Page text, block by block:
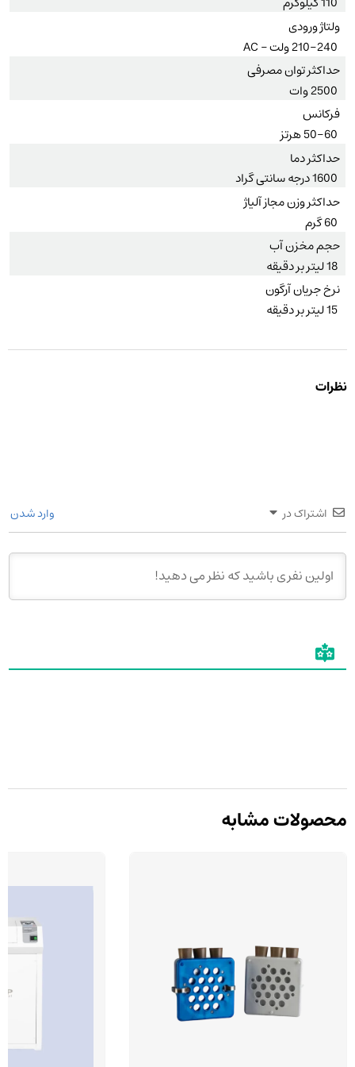
ولتاژ ورودی
210-240 ولت – AC
حداکثر توان مصرفی
2500 وات
فرکانس
50-60 هرتز
حداکثر دما
1600 درجه سانتی گراد
حداکثر وزن مجاز آلیاژ
60 گرم
حجم مخزن آب
18 لیتر بر دقیقه
نرخ جریان آرگون
15 لیتر بر دقیقه
نظرات
اشتراک در وارد شدن
محصولات مشابه